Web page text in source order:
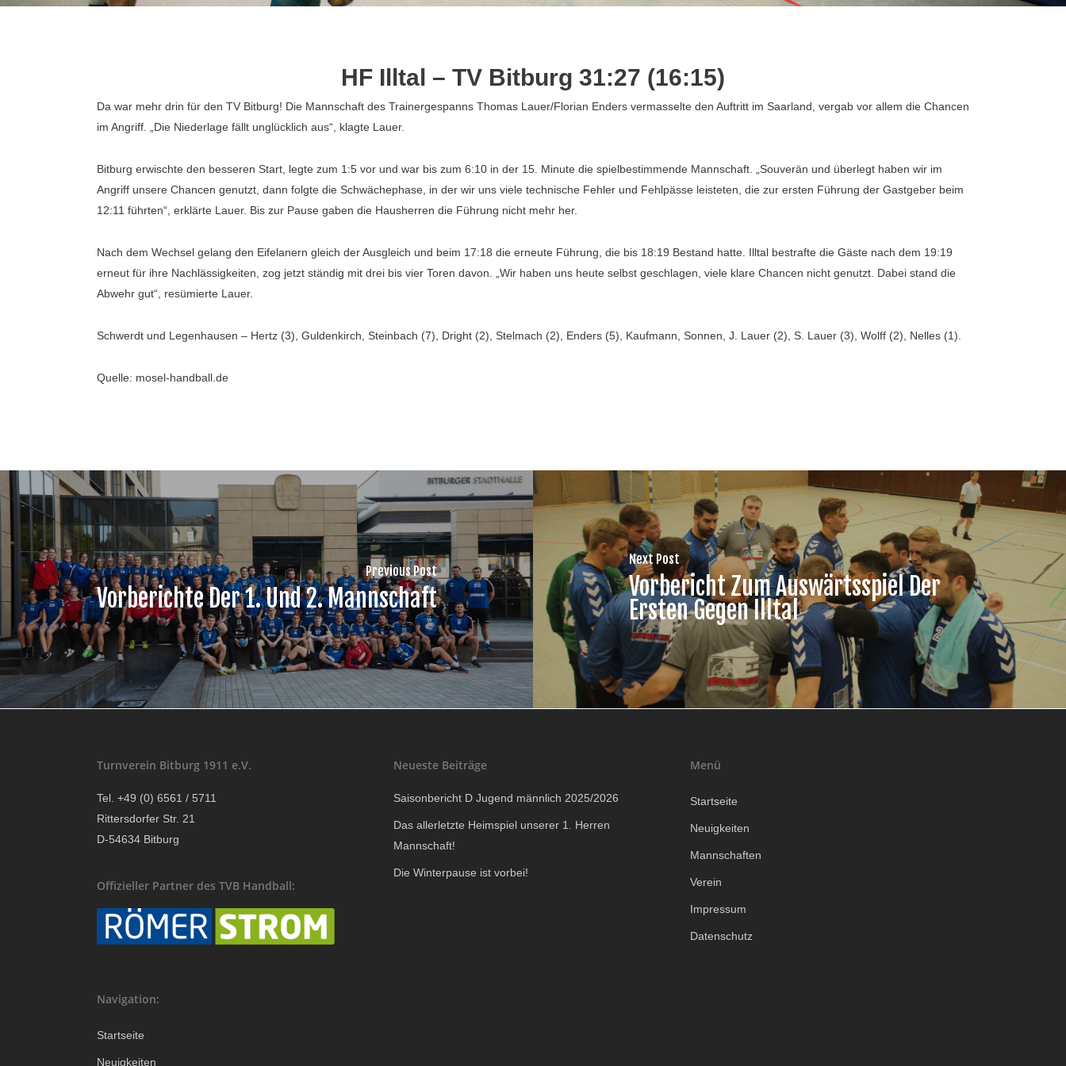
HF Illtal – TV Bitburg 31:27 (16:15)
Da war mehr drin für den TV Bitburg! Die Mannschaft des Trainergespanns Thomas Lauer/Florian Enders vermasselte den Auftritt im Saarland, vergab vor allem die Chancen
im Angriff. „Die Niederlage fällt unglücklich aus“, klagte Lauer.
Bitburg erwischte den besseren Start, legte zum 1:5 vor und war bis zum 6:10 in der 15. Minute die spielbestimmende Mannschaft. „Souverän und überlegt haben wir im
Angriff unsere Chancen genutzt, dann folgte die Schwächephase, in der wir uns viele technische Fehler und Fehlpässe leisteten, die zur ersten Führung der Gastgeber beim
12:11 führten“, erklärte Lauer. Bis zur Pause gaben die Hausherren die Führung nicht mehr her.
Nach dem Wechsel gelang den Eifelanern gleich der Ausgleich und beim 17:18 die erneute Führung, die bis 18:19 Bestand hatte. Illtal bestrafte die Gäste nach dem 19:19
erneut für ihre Nachlässigkeiten, zog jetzt ständig mit drei bis vier Toren davon. „Wir haben uns heute selbst geschlagen, viele klare Chancen nicht genutzt. Dabei stand die
Abwehr gut“, resümierte Lauer.
Schwerdt und Legenhausen – Hertz (3), Guldenkirch, Steinbach (7), Dright (2), Stelmach (2), Enders (5), Kaufmann, Sonnen, J. Lauer (2), S. Lauer (3), Wolff (2), Nelles (1).
Quelle: mosel-handball.de
Previous Post
Vorberichte Der 1. Und 2. Mannschaft
Next Post
Vorbericht Zum Auswärtsspiel Der
Ersten Gegen Illtal
Turnverein Bitburg 1911 e.V.
Tel. +49 (0) 6561 / 5711
Rittersdorfer Str. 21
D-54634 Bitburg
Offizieller Partner des TVB Handball:
Navigation:
Startseite
Neuigkeiten
Neueste Beiträge
Saisonbericht D Jugend männlich 2025/2026
Das allerletzte Heimspiel unserer 1. Herren
Mannschaft!
Die Winterpause ist vorbei!
Menü
Startseite
Neuigkeiten
Mannschaften
Verein
Impressum
Datenschutz